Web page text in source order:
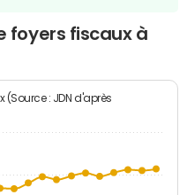
foyers fiscaux à
: JDN d'après